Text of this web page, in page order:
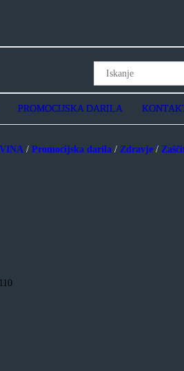
PROMOCIJSKA DARILA
/ Promocijska darila/ Zdravje/
Abakos | digitalni tisk
tisk
| Povpraševanje
vprašanja – FAQ